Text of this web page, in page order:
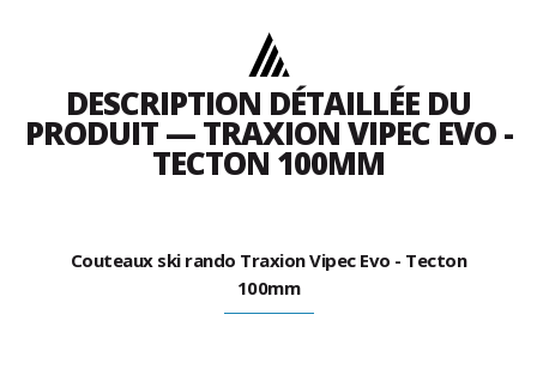
DESCRIPTION DÉTAILLÉE DU
PRODUIT — TRAXION VIPEC EVO -
TECTON 100MM
Couteaux ski rando Traxion Vipec Evo - Tecton
100mm